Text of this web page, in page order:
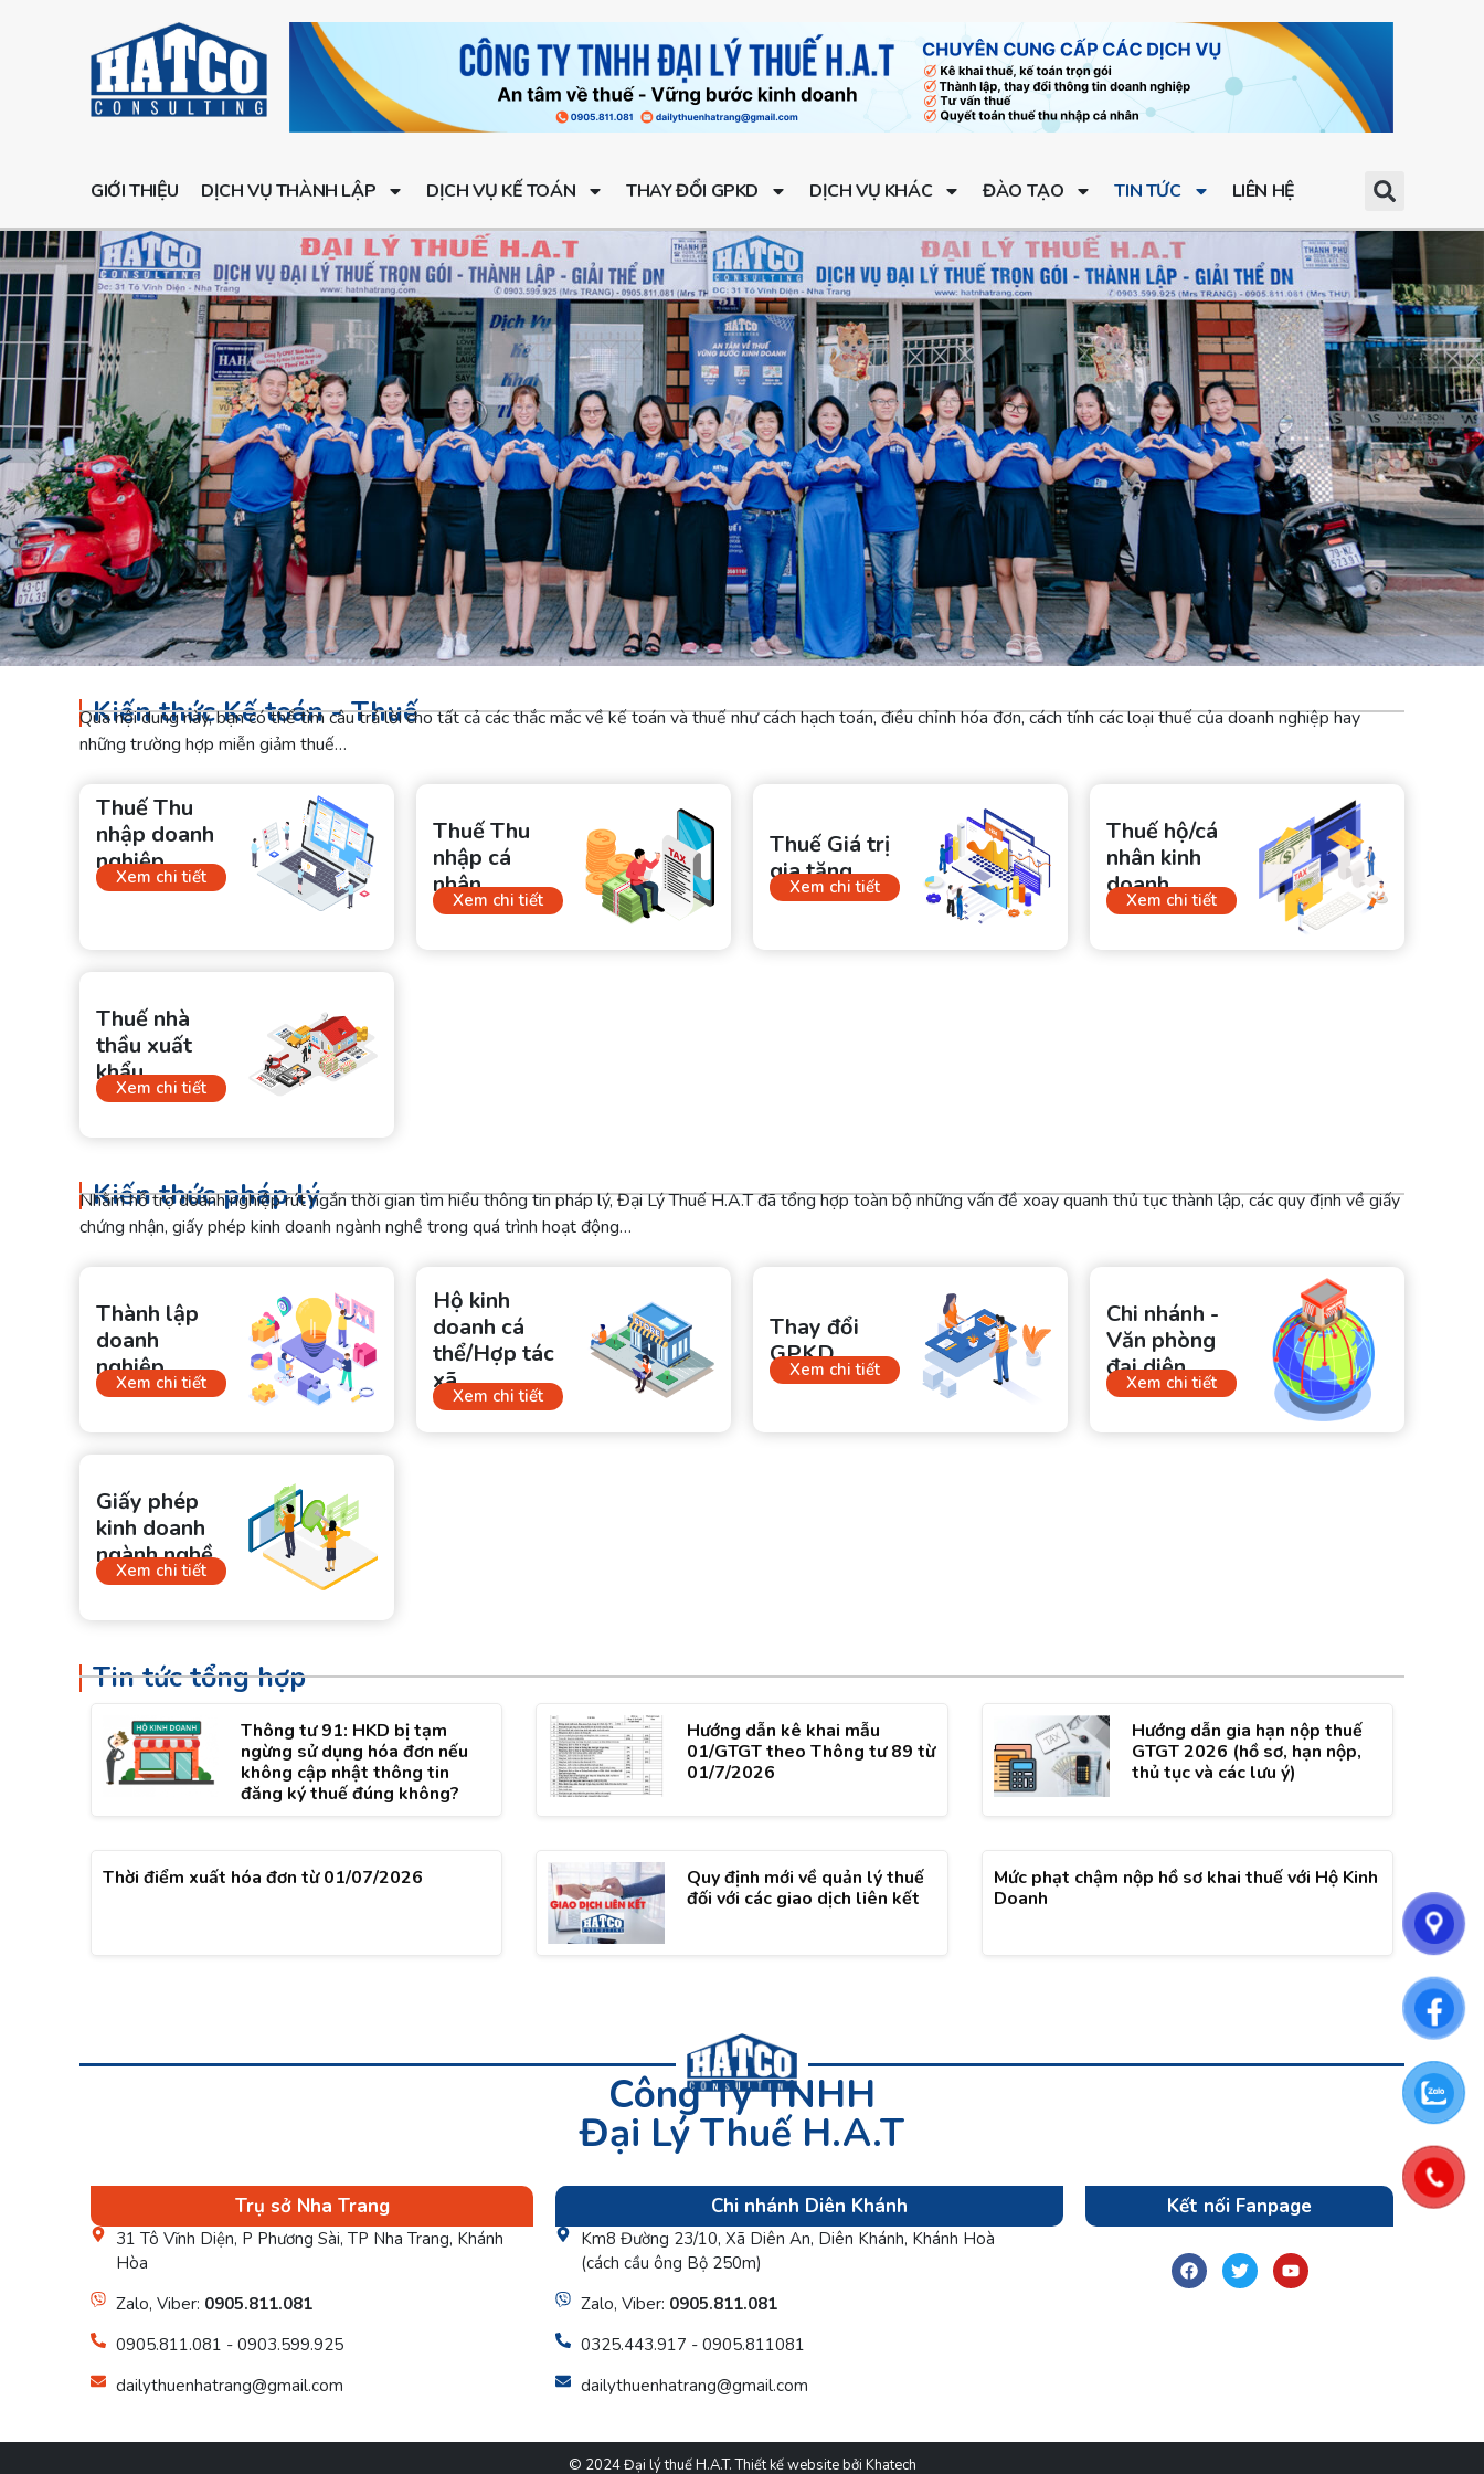
GIỚI THIỆU DỊCH VỤ THÀNH LẬP DỊCH VỤ KẾ TOÁN THAY ĐỔI GPKD DỊCH VỤ KHÁC ĐÀO TẠO TIN TỨC LIÊN HỆ
Kiến thức Kế toán - Thuế
Qua nội dung này, bạn có thể tìm câu trả lời cho tất cả các thắc mắc về kế toán và thuế như cách hạch toán, điều chỉnh hóa đơn, cách tính các loại thuế của doanh nghiệp hay
những trường hợp miễn giảm thuế…
Thuế Thu
nhập doanh
nghiệp
Xem chi tiết
Thuế Thu
nhập cá
nhân
Xem chi tiết
Thuế Giá trị
gia tăng
Xem chi tiết
Thuế hộ/cá
nhân kinh
doanh
Xem chi tiết
Thuế nhà
thầu xuất
khẩu
Xem chi tiết
Kiến thức pháp lý
Nhằm hỗ trợ doanh nghiệp rút ngắn thời gian tìm hiểu thông tin pháp lý, Đại Lý Thuế H.A.T đã tổng hợp toàn bộ những vấn đề xoay quanh thủ tục thành lập, các quy định về giấy
chứng nhận, giấy phép kinh doanh ngành nghề trong quá trình hoạt động…
Thành lập
doanh
nghiệp
Xem chi tiết
Hộ kinh
doanh cá
thể/Hợp tác
xã
Xem chi tiết
Thay đổi
GPKD
Xem chi tiết
Chi nhánh -
Văn phòng
đại diện
Xem chi tiết
Giấy phép
kinh doanh
ngành nghề
Xem chi tiết
Tin tức tổng hợp
Thông tư 91: HKD bị tạm
ngừng sử dụng hóa đơn nếu
không cập nhật thông tin
đăng ký thuế đúng không?
Hướng dẫn kê khai mẫu
01/GTGT theo Thông tư 89 từ
01/7/2026
Hướng dẫn gia hạn nộp thuế
GTGT 2026 (hồ sơ, hạn nộp,
thủ tục và các lưu ý)
Thời điểm xuất hóa đơn từ 01/07/2026
Quy định mới về quản lý thuế
đối với các giao dịch liên kết
Mức phạt chậm nộp hồ sơ khai thuế với Hộ Kinh
Doanh
Công Ty TNHH
Đại Lý Thuế H.A.T
Trụ sở Nha Trang
31 Tô Vĩnh Diện, P Phương Sài, TP Nha Trang, Khánh
Hòa
Zalo, Viber: 0905.811.081
0905.811.081 - 0903.599.925
dailythuenhatrang@gmail.com
Chi nhánh Diên Khánh
Km8 Đường 23/10, Xã Diên An, Diên Khánh, Khánh Hoà
(cách cầu ông Bộ 250m)
Zalo, Viber: 0905.811.081
0325.443.917 - 0905.811081
dailythuenhatrang@gmail.com
Kết nối Fanpage
© 2024 Đại lý thuế H.A.T.Thiết kế websitebởi Khatech